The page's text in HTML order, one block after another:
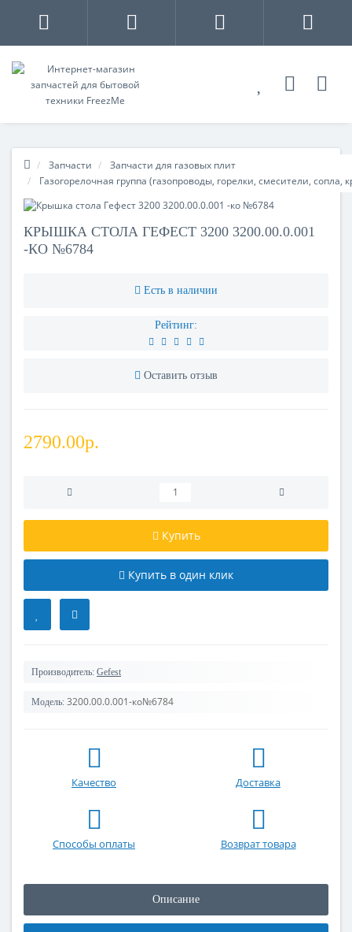
Запчасти
Запчасти для газовых плит
Газогорелочная группа (газопроводы, горелки, смесители, сопла,
КРЫШКА СТОЛА ГЕФЕСТ 3200 3200.00.0.001
-КО №6784
Есть в наличии
Рейтинг:
Оставить отзыв
2790.00р.
Купить
Купить в один клик
Производитель: Gefest
Модель: 3200.00.0.001-ко№6784
Качество Доставка
Способы оплаты Возврат товара
Описание